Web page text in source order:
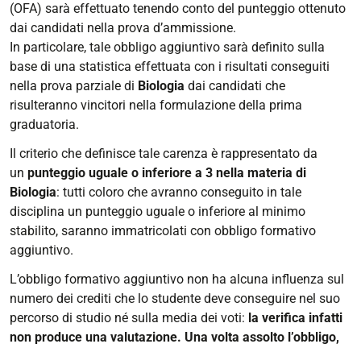
(OFA) sarà effettuato tenendo conto del punteggio ottenuto
dai candidati nella prova d’ammissione.
In particolare, tale obbligo aggiuntivo sarà definito sulla
base di una statistica effettuata con i risultati conseguiti
nella prova parziale di Biologia dai candidati che
risulteranno vincitori nella formulazione della prima
graduatoria.
Il criterio che definisce tale carenza è rappresentato da
un punteggio uguale o inferiore a 3 nella materia di
Biologia: tutti coloro che avranno conseguito in tale
disciplina un punteggio uguale o inferiore al minimo
stabilito, saranno immatricolati con obbligo formativo
aggiuntivo.
L’obbligo formativo aggiuntivo non ha alcuna influenza sul
numero dei crediti che lo studente deve conseguire nel suo
percorso di studio né sulla media dei voti: la verifica infatti
non produce una valutazione. Una volta assolto l’obbligo,